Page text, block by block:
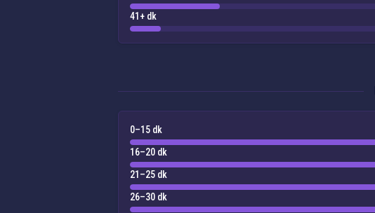
41+ dk
0–15 dk
16–20 dk
21–25 dk
26–30 dk